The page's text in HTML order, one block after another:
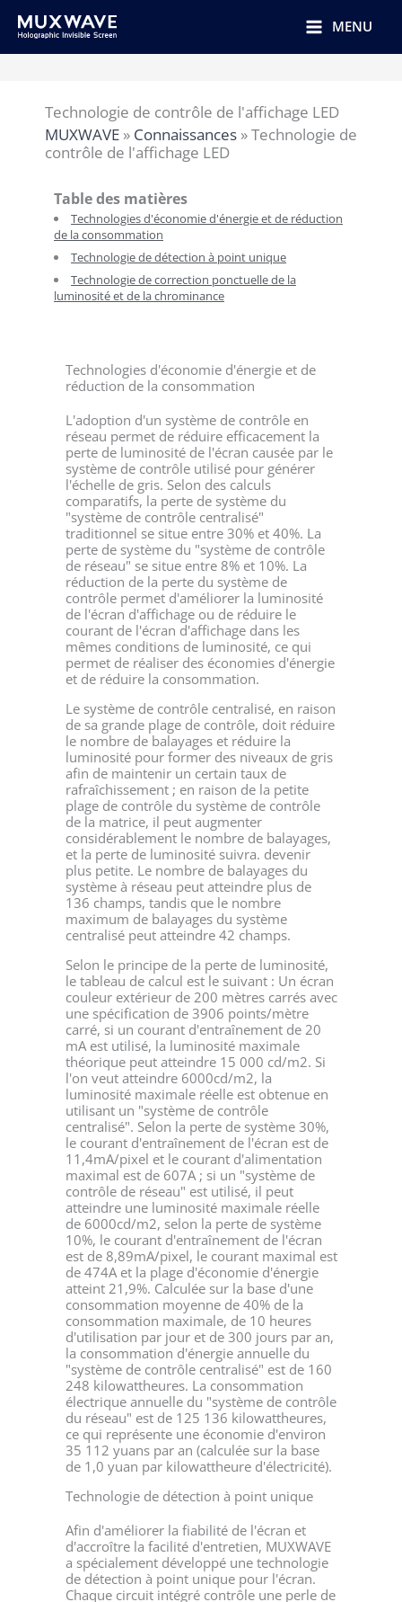
MENU
Technologie de contrôle de l'affichage LED
MUXWAVE » Connaissances »Technologie de
contrôle de l'affichage LED
Table des matières
Technologies d'économie d'énergie et de réduction
de la consommation
Technologie de détection à point unique
Technologie de correction ponctuelle de la
luminosité et de la chrominance
Technologies d'économie d'énergie et de
réduction de la consommation
L'adoption d'un système de contrôle en
réseau permet de réduire efficacement la
perte de luminosité de l'écran causée par le
système de contrôle utilisé pour générer
l'échelle de gris. Selon des calculs
comparatifs, la perte de système du
"système de contrôle centralisé"
traditionnel se situe entre 30% et 40%. La
perte de système du "système de contrôle
de réseau" se situe entre 8% et 10%. La
réduction de la perte du système de
contrôle permet d'améliorer la luminosité
de l'écran d'affichage ou de réduire le
courant de l'écran d'affichage dans les
mêmes conditions de luminosité, ce qui
permet de réaliser des économies d'énergie
et de réduire la consommation.
Le système de contrôle centralisé, en raison
de sa grande plage de contrôle, doit réduire
le nombre de balayages et réduire la
luminosité pour former des niveaux de gris
afin de maintenir un certain taux de
rafraîchissement ; en raison de la petite
plage de contrôle du système de contrôle
de la matrice, il peut augmenter
considérablement le nombre de balayages,
et la perte de luminosité suivra. devenir
plus petite. Le nombre de balayages du
système à réseau peut atteindre plus de
136 champs, tandis que le nombre
maximum de balayages du système
centralisé peut atteindre 42 champs.
Selon le principe de la perte de luminosité,
le tableau de calcul est le suivant : Un écran
couleur extérieur de 200 mètres carrés avec
une spécification de 3906 points/mètre
carré, si un courant d'entraînement de 20
mA est utilisé, la luminosité maximale
théorique peut atteindre 15 000 cd/m2. Si
l'on veut atteindre 6000cd/m2, la
luminosité maximale réelle est obtenue en
utilisant un "système de contrôle
centralisé". Selon la perte de système 30%,
le courant d'entraînement de l'écran est de
11,4mA/pixel et le courant d'alimentation
maximal est de 607A ; si un "système de
contrôle de réseau" est utilisé, il peut
atteindre une luminosité maximale réelle
de 6000cd/m2, selon la perte de système
10%, le courant d'entraînement de l'écran
est de 8,89mA/pixel, le courant maximal est
de 474A et la plage d'économie d'énergie
atteint 21,9%. Calculée sur la base d'une
consommation moyenne de 40% de la
consommation maximale, de 10 heures
d'utilisation par jour et de 300 jours par an,
la consommation d'énergie annuelle du
"système de contrôle centralisé" est de 160
248 kilowattheures. La consommation
électrique annuelle du "système de contrôle
du réseau" est de 125 136 kilowattheures,
ce qui représente une économie d'environ
35 112 yuans par an (calculée sur la base
de 1,0 yuan par kilowattheure d'électricité).
Technologie de détection à point unique
Afin d'améliorer la fiabilité de l'écran et
d'accroître la facilité d'entretien, MUXWAVE
a spécialement développé une technologie
de détection à point unique pour l'écran.
Chaque circuit intégré contrôle une perle de